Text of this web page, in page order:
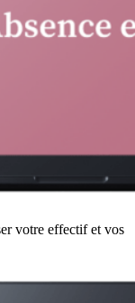
votre effectif et vos